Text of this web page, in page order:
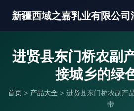
进贤县东门桥农副
接城乡的绿
首页 > 产品大全 > 进贤县东门桥农副产
带